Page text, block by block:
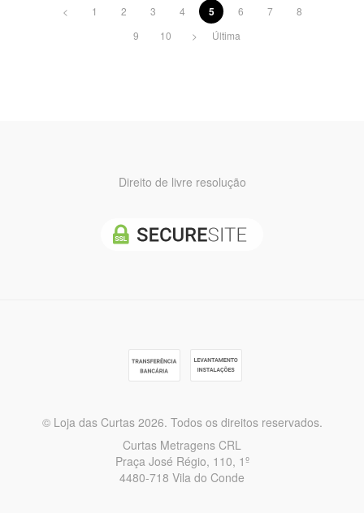
< 1 2 3 4 5 6 7
8
9
10 > Última
Direito de livre resolução
© Loja das Curtas 2026. Todos os direitos reservados.
Curtas Metragens CRL
Praça José Régio, 110, 1º
4480-718 Vila do Conde